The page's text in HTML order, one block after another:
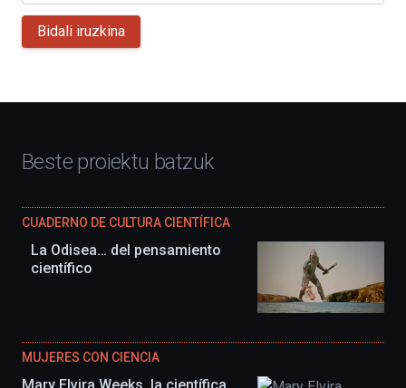
Bidali iruzkina
Beste proiektu batzuk
CUADERNO DE CULTURA CIENTÍFICA
La Odisea… del pensamiento
científico
MUJERES CON CIENCIA